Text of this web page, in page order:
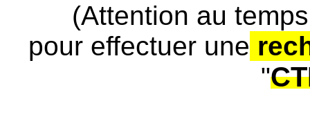
(Attention au
pour effectuer une
"